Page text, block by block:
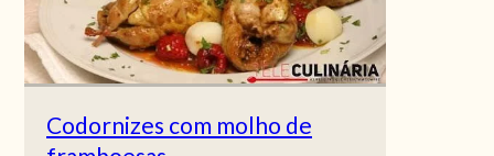
Codornizes com molho de